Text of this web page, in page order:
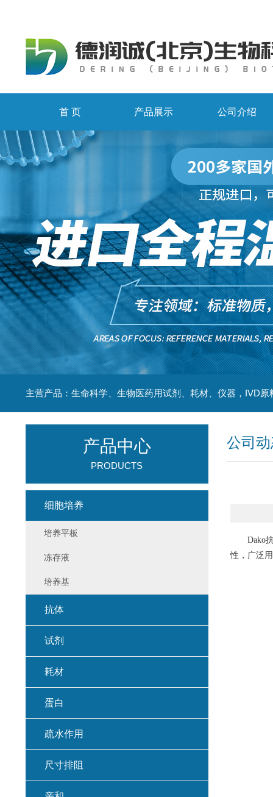
首 页 产品展示 公司介绍
主营产品：生命科学、生物医药用试剂、耗材、仪器，IVD原
公司
Dako抗
性，广泛
产品中心
PRODUCTS
细胞培养
培养平板
冻存液
培养基
抗体
试剂
耗材
蛋白
疏水作用
尺寸排阻